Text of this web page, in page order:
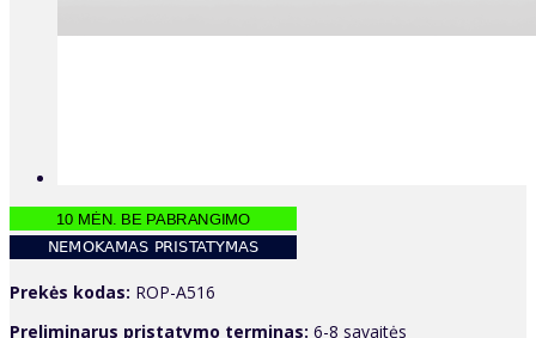
Prekės kodas: ROP-A516
Preliminarus pristatymo terminas: 6-8 savaitės